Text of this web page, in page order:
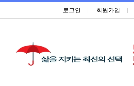
로그인 회원가입